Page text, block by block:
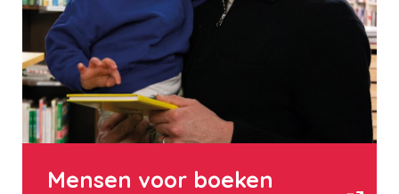
Mensen voor boeken